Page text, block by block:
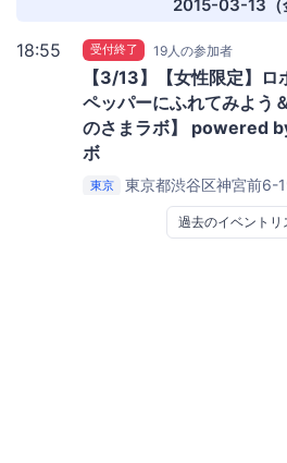
2015-03-13（
18:55 受付終了 19人の参加者
【3/13】【女性限定】
ペッパーにふれてみよう
のさまラボ】 powered
ボ
東京
東京都渋谷区神宮前
朝日新聞メディアラボ 渋谷
過去のイベントリ